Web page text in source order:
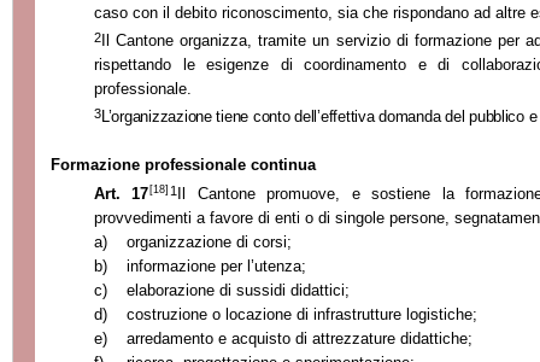
caso con il debito riconoscimento, sia che rispondano ad altre
2
Il Cantone organizza, tramite un servizio di formazione per
rispettando le esigenze di coordinamento e di
professionale.
3L’organizzazione tiene conto dell’effettiva domanda del pubblico
Formazione professionale continua
Art. 17 [18] 1
Il Cantone promuove, e sostiene la
provvedimenti a favore di enti o di singole persone,
a)
organizzazione di corsi;
b)
informazione per l’utenza;
c)
elaborazione di sussidi didattici;
d)
costruzione o locazione di infrastrutture logistiche;
e)
arredamento e acquisto di attrezzature didattiche;